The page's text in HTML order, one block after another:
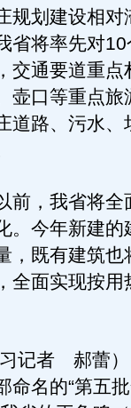
划建设相对
省将率先对
交通要道重点
壶口等重点旅
道路、污水、
，我省将全
。今年新建的
，既有建筑也
全面实现按用
者 郝蕾）
命名的“第五